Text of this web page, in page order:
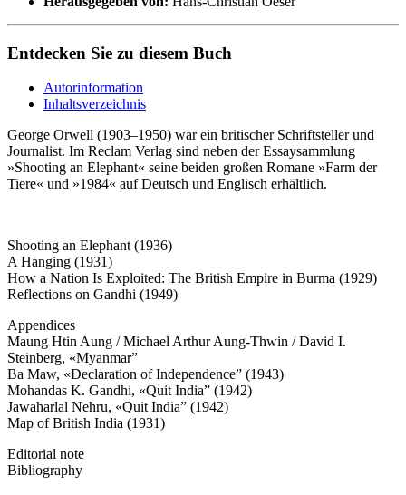
Entdecken Sie zu diesem Buch
Autorinformation
Inhaltsverzeichnis
George Orwell (1903–1950) war ein britischer Schriftsteller und
Journalist. Im Reclam Verlag sind neben der Essaysammlung
»Shooting an Elephant« seine beiden großen Romane »Farm der
Tiere« und »1984« auf Deutsch und Englisch erhältlich.
Shooting an Elephant (1936)
A Hanging (1931)
How a Nation Is Exploited: The British Empire in Burma (1929)
Reflections on Gandhi (1949)
Appendices
Maung Htin Aung / Michael Arthur Aung-Thwin / David I.
Steinberg, «Myanmar”
Ba Maw, «Declaration of Independence” (1943)
Mohandas K. Gandhi, «Quit India” (1942)
Jawaharlal Nehru, «Quit India” (1942)
Map of British India (1931)
Editorial note
Bibliography